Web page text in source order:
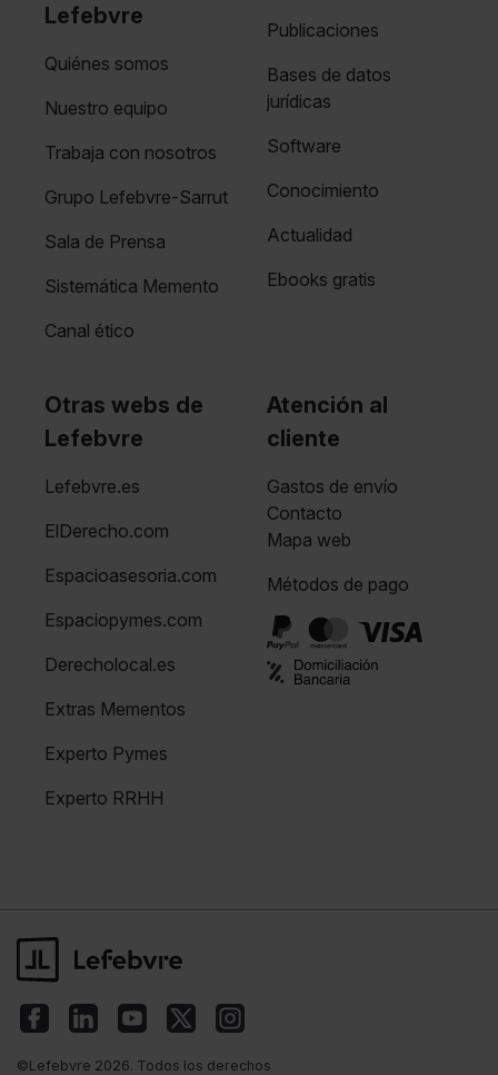
Lefebvre
Quiénes somos
Nuestro equipo
Trabaja con nosotros
Grupo Lefebvre-Sarrut
Sala de Prensa
Sistemática Memento
Canal ético
Publicaciones
Bases de datos
jurídicas
Software
Conocimiento
Actualidad
Ebooks gratis
Otras webs de
Lefebvre
Lefebvre.es
ElDerecho.com
Espacioasesoria.com
Espaciopymes.com
Derecholocal.es
Extras Mementos
Experto Pymes
Experto RRHH
Atención al
cliente
Gastos de envío
Contacto
Mapa web
Métodos de pago
©Lefebvre 2026. Todos los derechos